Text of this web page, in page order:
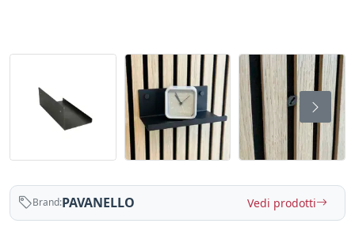
Brand:PAVANELLO Vedi prodotti